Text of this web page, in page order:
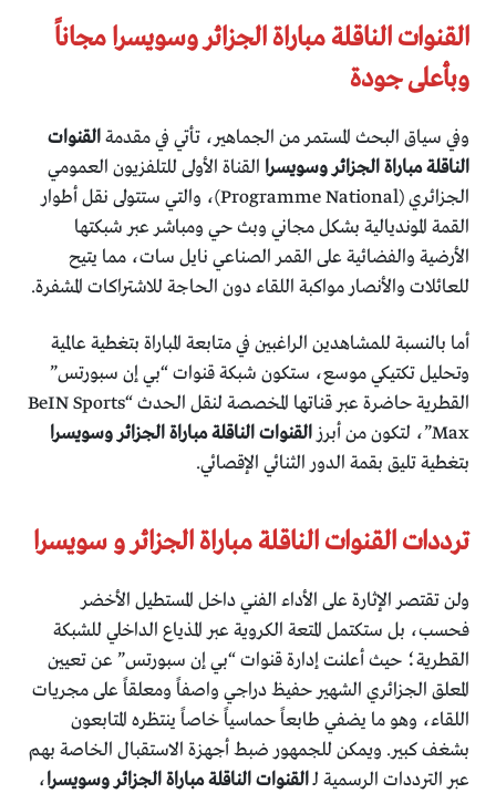
القنوات الناقلة مباراة الجزائر وسويسرا مجاناً
وبأعلى جودة
وفي سياق البحث المستمر من الجماهير، تأتي في مقدمةالقنوات
الناقلة مباراة الجزائر وسويسرا القناة الأولى للتلفزيون العمومي
الجزائري (Programme National)، والتي ستتولى نقل أطوار
القمة المونديالية بشكل مجاني وبث حي ومباشر عبر شبكتها
الأرضية والفضائية على القمر الصناعي نايل سات، مما يتيح
للعائلات والأنصار مواكبة اللقاء دون الحاجة للاشتراكات المشفرة.
أما بالنسبة للمشاهدين الراغبين في متابعة المباراة بتغطية عالمية
وتحليل تكتيكي موسع، ستكون شبكة قنوات “بي إن سبورتس”
القطرية حاضرة عبر قناتها المخصصة لنقل الحدث “BeIN Sports
Max”، لتكون من أبرز
القنوات الناقلة مباراة الجزائر وسويسرا
بتغطية تليق بقمة الدور الثنائي الإقصائي.
ترددات القنوات الناقلة مباراة الجزائر و سويسرا
ولن تقتصر الإثارة على الأداء الفني داخل المستطيل الأخضر
فحسب، بل ستكتمل المتعة الكروية عبر المذياع الداخلي للشبكة
القطرية؛ حيث أعلنت إدارة قنوات “بي إن سبورتس” عن تعيين
المعلق الجزائري الشهير حفيظ دراجي واصفاً ومعلقاً على مجريات
اللقاء، وهو ما يضفي طابعاً حماسياً خاصاً ينتظره المتابعون
بشغف كبير. ويمكن للجمهور ضبط أجهزة الاستقبال الخاصة بهم
عبر الترددات الرسمية لـالقنوات الناقلة مباراة الجزائر وسويسرا،